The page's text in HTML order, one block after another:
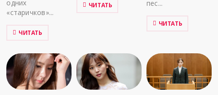
одних
«старичков»...
ЧИТАТЬ
ЧИТАТЬ
пес...
ЧИТАТЬ